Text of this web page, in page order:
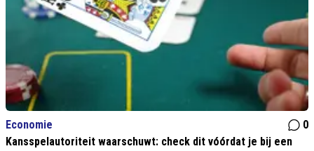
Economie
0
Kansspelautoriteit waarschuwt: check dit vóórdat je bij een